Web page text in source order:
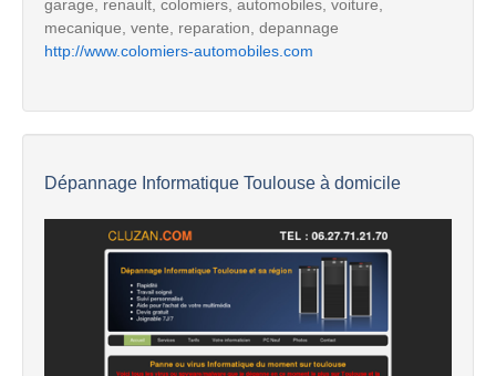
garage, renault, colomiers, automobiles, voiture,
mecanique, vente, reparation, depannage
http://www.colomiers-automobiles.com
Dépannage Informatique Toulouse à domicile